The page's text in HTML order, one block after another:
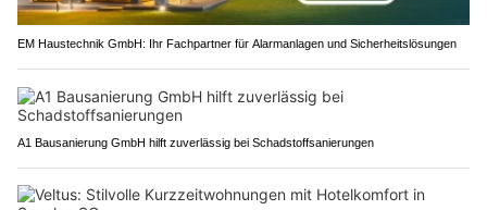
EM Haustechnik GmbH: Ihr Fachpartner für Alarmanlagen und Sicherheitslösungen
A1 Bausanierung GmbH hilft zuverlässig bei Schadstoffsanierungen